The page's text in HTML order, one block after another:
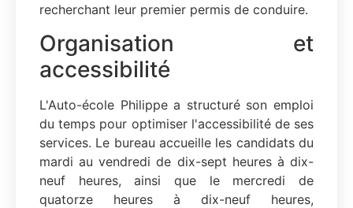
recherchant leur premier permis de conduire.
Organisation et
accessibilité
L'Auto-école Philippe a structuré son emploi
du temps pour optimiser l'accessibilité de ses
services. Le bureau accueille les candidats du
mardi au vendredi de dix-sept heures à dix-
neuf heures, ainsi que le mercredi de
quatorze heures à dix-neuf heures,